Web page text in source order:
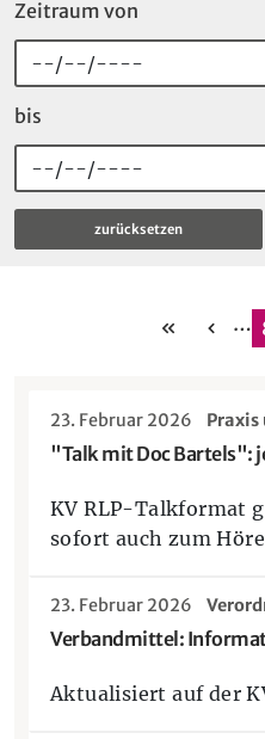
Zeitraum von
bis
zurücksetzen
erste …
"Talk mit Doc Bartels":
23. Februar 2026 Praxis
KV RLP-Talkformat
sofort auch zum
Verbandmittel:
23. Februar 2026
Aktualisiert auf der